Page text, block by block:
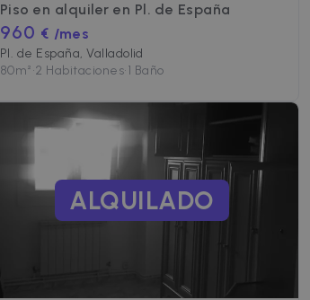
Piso en alquiler en Pl. de España
960 € /mes
Pl. de España, Valladolid
80m²•2 Habitaciones•1 Baño
ALQUILADO